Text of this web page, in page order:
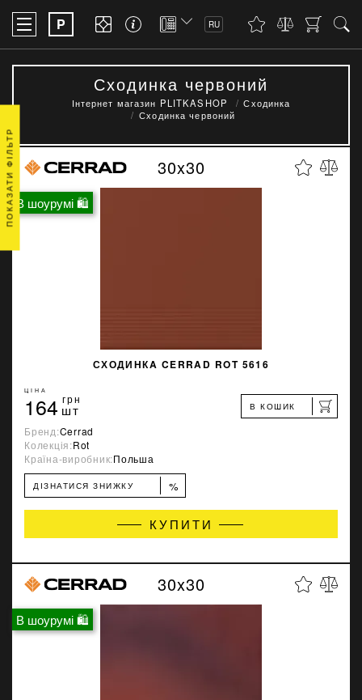
P RU
Сходинка червоний
Інтернет магазин PLITKASHOP
Сходинка
Сходинка червоний
В шоурумі 🛍
30x30
СХОДИНКA CERRAD ROT 5616
ЦІНА
164 грн
шт В КОШИК
Бренд:Cerrad
Колекція:Rot
Країна-виробник:Польша
ДІЗНАТИСЯ ЗНИЖКУ %
КУПИТИ
В шоурумі 🛍
30x30
ПОКАЗАТИ ФІЛЬТР